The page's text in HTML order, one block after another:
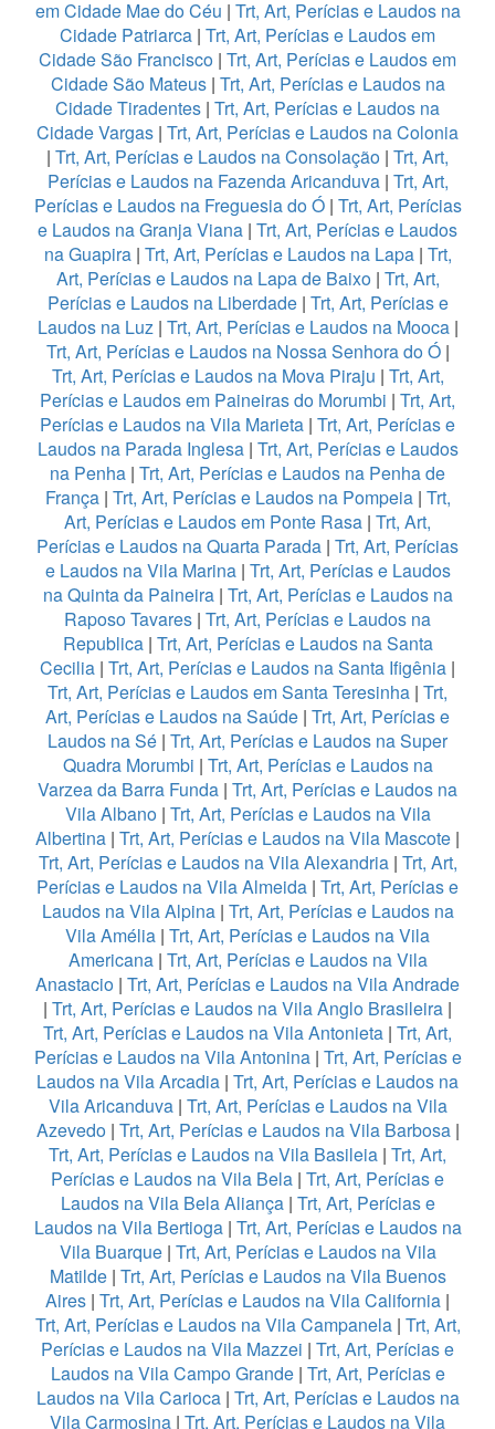
em Cidade Mae do Céu | Trt, Art, Perícias e Laudos na
Cidade Patriarca | Trt, Art, Perícias e Laudos em
Cidade São Francisco | Trt, Art, Perícias e Laudos em
Cidade São Mateus| Trt, Art, Perícias e Laudos na
Cidade Tiradentes | Trt, Art, Perícias e Laudos na
Cidade Vargas | Trt, Art, Perícias e Laudos na Colonia
| Trt, Art, Perícias e Laudos na Consolação | Trt, Art,
Perícias e Laudos na Fazenda Aricanduva| Trt, Art,
Perícias e Laudos na Freguesia do Ó| Trt, Art, Perícias
e Laudos na Granja Viana | Trt, Art, Perícias e Laudos
na Guapira| Trt, Art, Perícias e Laudos na Lapa| Trt,
Art, Perícias e Laudos na Lapa de Baixo | Trt, Art,
Perícias e Laudos na Liberdade | Trt, Art, Perícias e
Laudos na Luz| Trt, Art, Perícias e Laudos na Mooca|
Trt, Art, Perícias e Laudos na Nossa Senhora do Ó|
Trt, Art, Perícias e Laudos na Mova Piraju | Trt, Art,
Perícias e Laudos em Paineiras do Morumbi | Trt, Art,
Perícias e Laudos na Vila Marieta | Trt, Art, Perícias e
Laudos na Parada Inglesa | Trt, Art, Perícias e Laudos
na Penha | Trt, Art, Perícias e Laudos na Penha de
França | Trt, Art, Perícias e Laudos na Pompeia| Trt,
Art, Perícias e Laudos em Ponte Rasa | Trt, Art,
Perícias e Laudos na Quarta Parada | Trt, Art, Perícias
e Laudos na Vila Marina| Trt, Art, Perícias e Laudos
na Quinta da Paineira| Trt, Art, Perícias e Laudos na
Raposo Tavares | Trt, Art, Perícias e Laudos na
Republica| Trt, Art, Perícias e Laudos na Santa
Cecilia | Trt, Art, Perícias e Laudos na Santa Ifigênia |
Trt, Art, Perícias e Laudos em Santa Teresinha | Trt,
Art, Perícias e Laudos na Saúde | Trt, Art, Perícias e
Laudos na Sé | Trt, Art, Perícias e Laudos na Super
Quadra Morumbi | Trt, Art, Perícias e Laudos na
Varzea da Barra Funda | Trt, Art, Perícias e Laudos na
Vila Albano| Trt, Art, Perícias e Laudos na Vila
Albertina | Trt, Art, Perícias e Laudos na Vila Mascote |
Trt, Art, Perícias e Laudos na Vila Alexandria| Trt, Art,
Perícias e Laudos na Vila Almeida | Trt, Art, Perícias e
Laudos na Vila Alpina | Trt, Art, Perícias e Laudos na
Vila Amélia | Trt, Art, Perícias e Laudos na Vila
Americana| Trt, Art, Perícias e Laudos na Vila
Anastacio | Trt, Art, Perícias e Laudos na Vila Andrade
| Trt, Art, Perícias e Laudos na Vila Anglo Brasileira |
Trt, Art, Perícias e Laudos na Vila Antonieta | Trt, Art,
Perícias e Laudos na Vila Antonina| Trt, Art, Perícias e
Laudos na Vila Arcadia | Trt, Art, Perícias e Laudos na
Vila Aricanduva| Trt, Art, Perícias e Laudos na Vila
Azevedo| Trt, Art, Perícias e Laudos na Vila Barbosa|
Trt, Art, Perícias e Laudos na Vila Basileia | Trt, Art,
Perícias e Laudos na Vila Bela | Trt, Art, Perícias e
Laudos na Vila Bela Aliança| Trt, Art, Perícias e
Laudos na Vila Bertioga| Trt, Art, Perícias e Laudos na
Vila Buarque| Trt, Art, Perícias e Laudos na Vila
Matilde| Trt, Art, Perícias e Laudos na Vila Buenos
Aires | Trt, Art, Perícias e Laudos na Vila California |
Trt, Art, Perícias e Laudos na Vila Campanela| Trt, Art,
Perícias e Laudos na Vila Mazzei | Trt, Art, Perícias e
Laudos na Vila Campo Grande| Trt, Art, Perícias e
Laudos na Vila Carioca| Trt, Art, Perícias e Laudos na
Vila Carmosina | Trt, Art, Perícias e Laudos na Vila